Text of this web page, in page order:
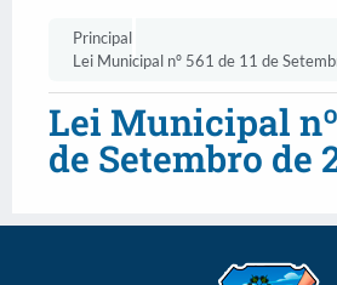
Principal
Lei Municipal nº 561 de 11 de
Lei Municipal nº
de Setembro de